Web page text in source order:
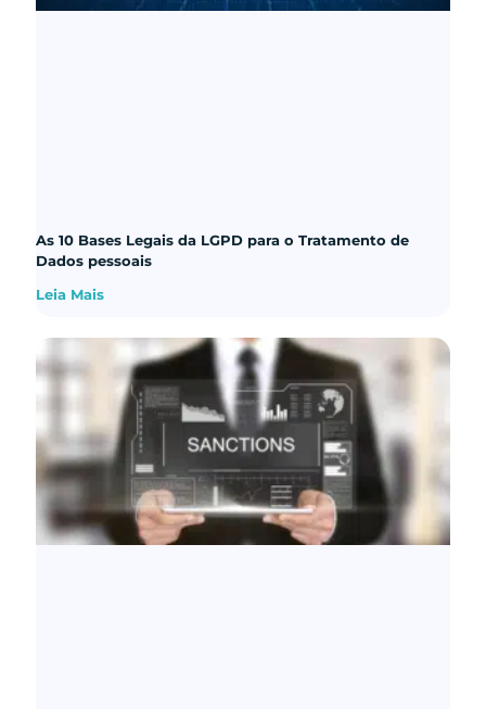
As 10 Bases Legais da LGPD para o Tratamento de
Dados pessoais
Leia Mais